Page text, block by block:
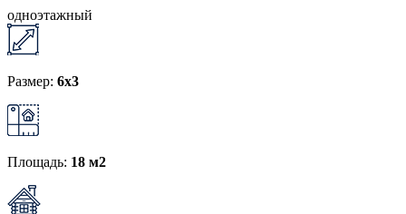
одноэтажный
Размер: 6x3
Площадь: 18 м2